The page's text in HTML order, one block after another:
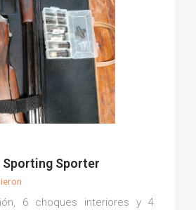
(0)
Sporting Sporter
6 choques interiores y 4